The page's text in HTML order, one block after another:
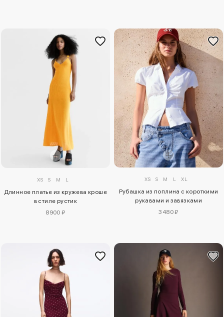
XS S M L
Длинное платье из кружева кроше
в стиле рустик
8900 ₽
XS S M L XL
Рубашка из поплина с короткими
рукавами и завязками
3480 ₽